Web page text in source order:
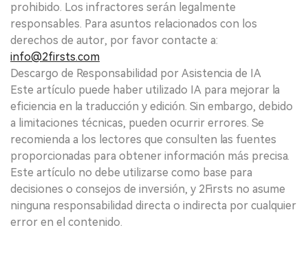
prohibido. Los infractores serán legalmente
responsables. Para asuntos relacionados con los
derechos de autor, por favor contacte a:
info@2firsts.com
Descargo de Responsabilidad por Asistencia de IA
Este artículo puede haber utilizado IA para mejorar la
eficiencia en la traducción y edición. Sin embargo, debido
a limitaciones técnicas, pueden ocurrir errores. Se
recomienda a los lectores que consulten las fuentes
proporcionadas para obtener información más precisa.
Este artículo no debe utilizarse como base para
decisiones o consejos de inversión, y 2Firsts no asume
ninguna responsabilidad directa o indirecta por cualquier
error en el contenido.